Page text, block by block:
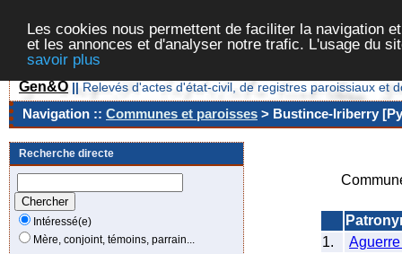
Les cookies nous permettent de faciliter la navigation
et les annonces et d'analyser notre trafic. L'usage du
savoir plus
Gen&O || Relevés d'actes d'état-civil, de registres paroissiaux et
Navigation :: Communes et paroisses > Bustince-Iriberry
Recherche directe
Intéressé(e)
Mère, conjoint, témoins, parrain...
1.